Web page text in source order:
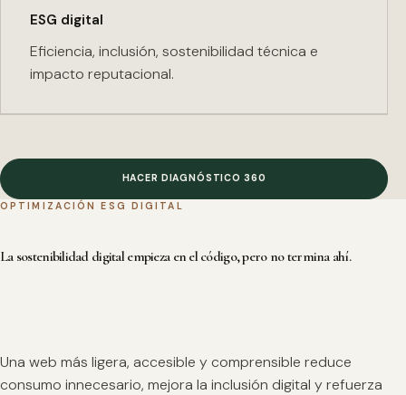
ESG digital
Eficiencia, inclusión, sostenibilidad técnica e
impacto reputacional.
HACER DIAGNÓSTICO 360
OPTIMIZACIÓN ESG DIGITAL
La sostenibilidad digital empieza en el código, pero no termina ahí.
Una web más ligera, accesible y comprensible reduce
consumo innecesario, mejora la inclusión digital y refuerza